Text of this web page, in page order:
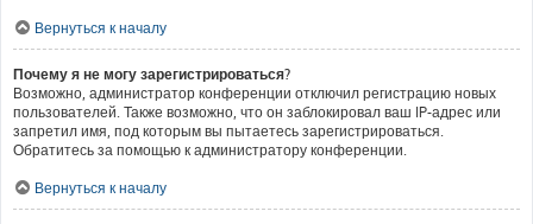
Вернуться к началу
Почему я не могу зарегистрироваться?
Возможно, администратор конференции отключил регистрацию новых
пользователей. Также возможно, что он заблокировал ваш IP-адрес или
запретил имя, под которым вы пытаетесь зарегистрироваться.
Обратитесь за помощью к администратору конференции.
Вернуться к началу